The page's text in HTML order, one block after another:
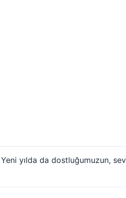
yılda da dostluğumuzun,